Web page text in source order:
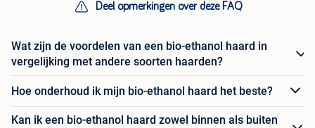
Deel opmerkingen over deze FAQ
Wat zijn de voordelen van een bio-ethanol haard in
vergelijking met andere soorten haarden?
Hoe onderhoud ik mijn bio-ethanol haard het beste?
Kan ik een bio-ethanol haard zowel binnen als buiten